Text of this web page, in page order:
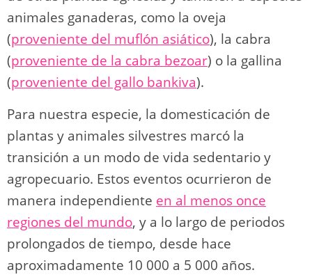
animales ganaderas, como la oveja
(proveniente del muflón asiático), la cabra
(proveniente de la cabra bezoar) o la gallina
(proveniente del gallo bankiva).
Para nuestra especie, la domesticación de
plantas y animales silvestres marcó la
transición a un modo de vida sedentario y
agropecuario. Estos eventos ocurrieron de
manera independiente en al menos once
regiones del mundo, y a lo largo de periodos
prolongados de tiempo, desde hace
aproximadamente 10 000 a 5 000 años.